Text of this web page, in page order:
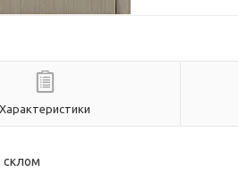
Характеристики
склом